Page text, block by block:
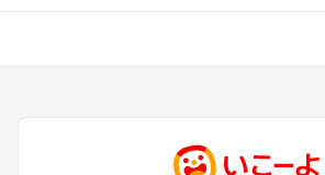
小田原・熱海・湯河原・真鶴のプールお出